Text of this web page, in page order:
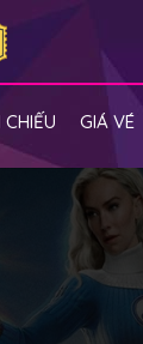
CHIẾU GIÁ VÉ